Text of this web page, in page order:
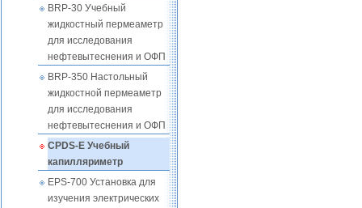
BRP-30 Учебный
жидкостный пермеаметр
для исследования
нефтевытеснения и ОФП
BRP-350 Настольный
жидкостной пермеаметр
для исследования
нефтевытеснения и ОФП
CPDS-E Учебный
капилляриметр
EPS-700 Установка для
изучения электрических